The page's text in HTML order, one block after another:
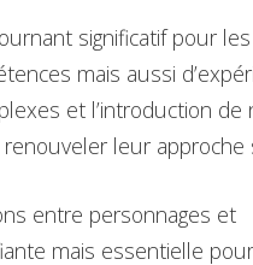
significatif pour
mais aussi
et l’introduction de
leur approche
entre personnages et
mais essentielle